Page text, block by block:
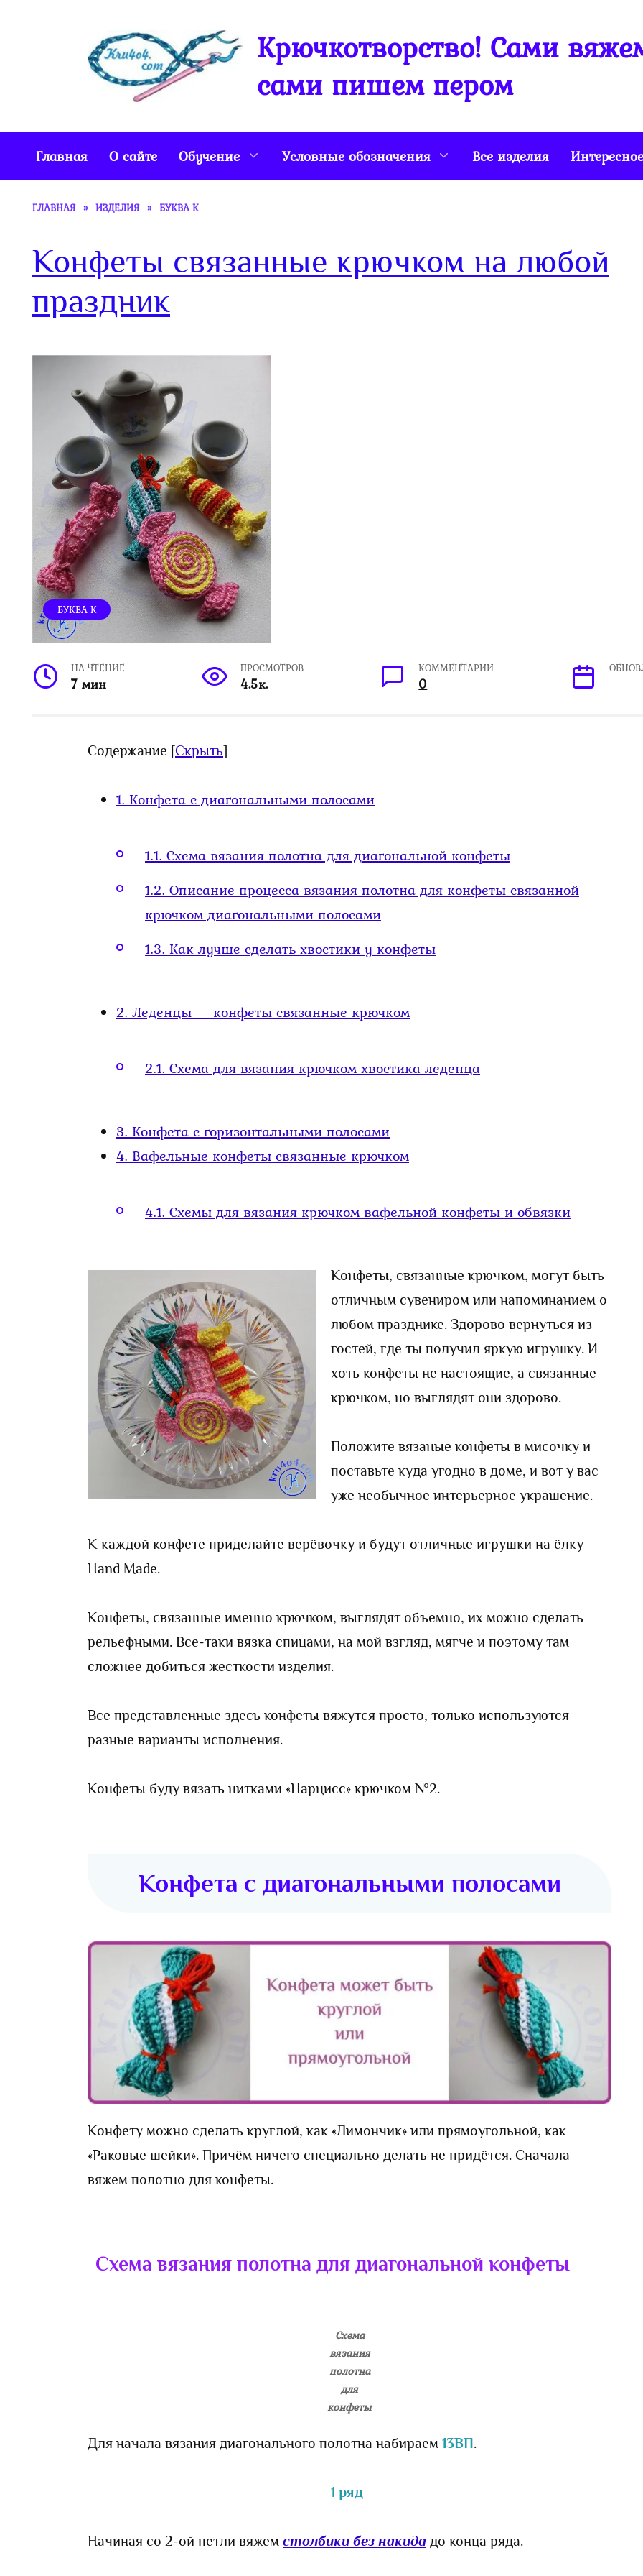
Крючкотворство! Сами
сами пишем пером
Главная О сайте Обучение Условные обозначения Все изделия Интересное
ГЛАВНАЯ » ИЗДЕЛИЯ » БУКВА К
Конфеты связанные крючком на любой
праздник
БУКВА К
НА ЧТЕНИЕ
7 мин
ПРОСМОТРОВ
4.5к.
КОММЕНТАРИИ
0
Содержание [Скрыть]
1. Конфета с диагональными полосами
1.1. Схема вязания полотна для диагональной конфеты
1.2. Описание процесса вязания полотна для конфеты связанной
крючком диагональными полосами
1.3. Как лучше сделать хвостики у конфеты
2. Леденцы — конфеты связанные крючком
2.1. Схема для вязания крючком хвостика леденца
3. Конфета с горизонтальными полосами
4. Вафельные конфеты связанные крючком
4.1. Схемы для вязания крючком вафельной конфеты и обвязки
Конфеты, связанные крючком, могут быть
отличным сувениром или напоминанием о
любом празднике. Здорово вернуться из
гостей, где ты получил яркую игрушку. И
хоть конфеты не настоящие, а связанные
крючком, но выглядят они здорово.
Положите вязаные конфеты в мисочку и
поставьте куда угодно в доме, и вот у вас
уже необычное интерьерное украшение.
К каждой конфете приделайте верёвочку и будут отличные игрушки на ёлку
Hand Made.
Конфеты, связанные именно крючком, выглядят объемно, их можно сделать
рельефными. Все-таки вязка спицами, на мой взгляд, мягче и поэтому там
сложнее добиться жесткости изделия.
Все представленные здесь конфеты вяжутся просто, только используются
разные варианты исполнения.
Конфеты буду вязать нитками «Нарцисс» крючком №2.
Конфета с диагональными полосами
Конфету можно сделать круглой, как «Лимончик» или прямоугольной, как
«Раковые шейки». Причём ничего специально делать не придётся. Сначала
вяжем полотно для конфеты.
Схема вязания полотна для диагональной конфеты
Схема
вязания
полотна
для
конфеты
Для начала вязания диагонального полотна набираем 13ВП.
1 ряд
Начиная со 2-ой петли вяжем столбики без накида до конца ряда.